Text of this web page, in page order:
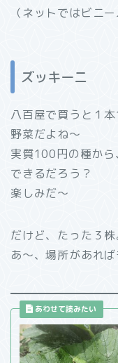
（ネットではビニ
ズッキーニ
八百屋で買うと１
野菜だよね～
実質100円の種か
できるだろう？
楽しみだ～
だけど、たった３株
あ～、場所があれ